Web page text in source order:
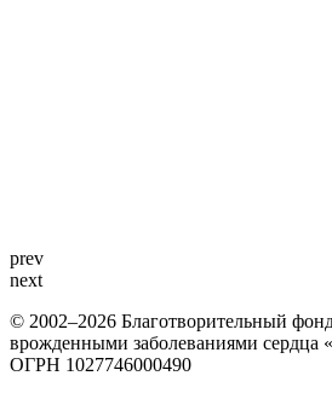
prev
next
© 2002–2026 Благотворительный
врожденными заболеваниями сердца
ОГРН 1027746000490